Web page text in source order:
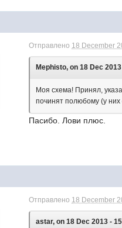
Отправлено 18 December
Mephisto, on 18 Dec
Моя схема! Принял,
починят полюбому (у них
Пасибо. Лови плюс.
Отправлено 18 December
astar, on 18 Dec 2013 -